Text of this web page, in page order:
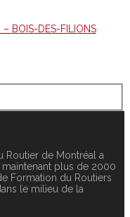
– BOIS-DES-FILIONS
Routier de Montréal a
plus de 2000
Formation du Routiers
le milieu de la